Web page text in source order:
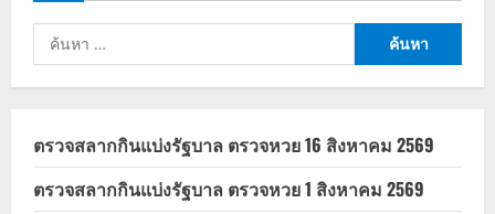
ค้นหา
สำหรับ:
ตรวจสลากกินแบ่งรัฐบาล ตรวจหวย 16 สิงหาคม 2569
ตรวจสลากกินแบ่งรัฐบาล ตรวจหวย 1 สิงหาคม 2569